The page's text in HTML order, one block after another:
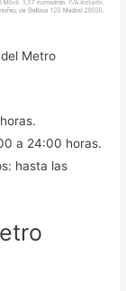
Metro
a 24:00 horas.
hasta las